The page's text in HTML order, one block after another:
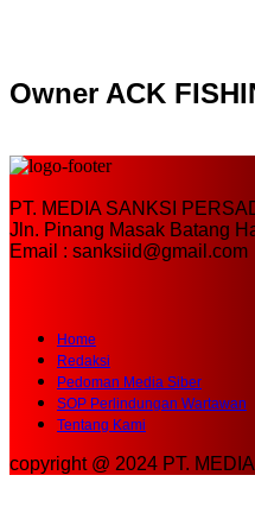
Owner ACK
PT. MEDIA SANKSI
Jln. Pinang Masak Batang
Email : sanksiid@gmail.com
Redaksi
Pedoman Media Siber
SOP Perlindungan Wartawan
Tentang Kami
copyright @ 2024 PT.